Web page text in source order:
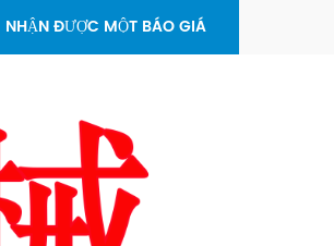
NHẬN ĐƯỢC MỘT BÁO GIÁ